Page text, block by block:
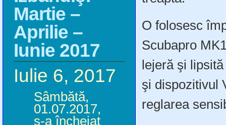
Martie –
Aprilie –
Iunie 2017
Iulie 6, 2017
Sâmbătă,
01.07.2017,
s-a încheiat
O folosesc
Scubapro
lejeră şi
şi dispozitivul
reglarea